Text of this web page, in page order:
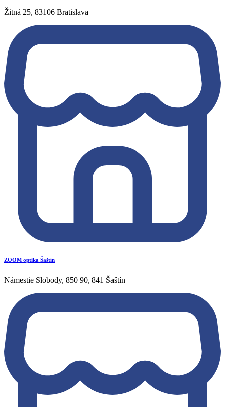
Žitná 25, 83106 Bratislava
ZOOM optika Šaštín
Námestie Slobody, 850 90, 841 Šaštín